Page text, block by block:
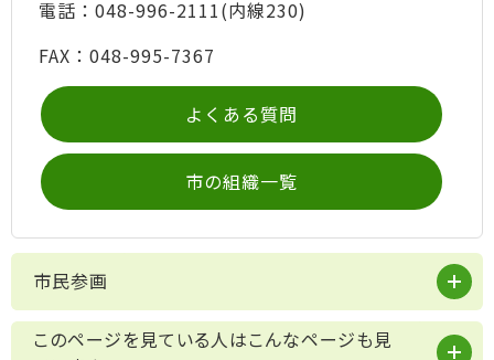
電話：048-996-2111(内線230)
FAX：048-995-7367
よくある質問
市の組織一覧
市民参画
このページを見ている人はこんなページも見